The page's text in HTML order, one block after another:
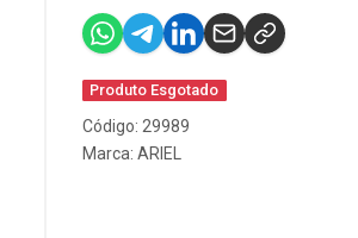
Produto Esgotado
Código: 29989
Marca: ARIEL